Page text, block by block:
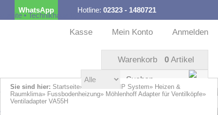
WhatsApp Hotline: 02323 - 1480721
Kostenloser Versandab 99,00 € innerhalb DE Anmelden
Mein Konto
Kasse
Warenkorb 0 Artikel
Sie sind hier: Startseite» Homematic IP System» Heizen &
Raumklima» Fussbodenheizung» Möhlenhoff Adapter für Ventilköpfe»
Ventiladapter VA55H